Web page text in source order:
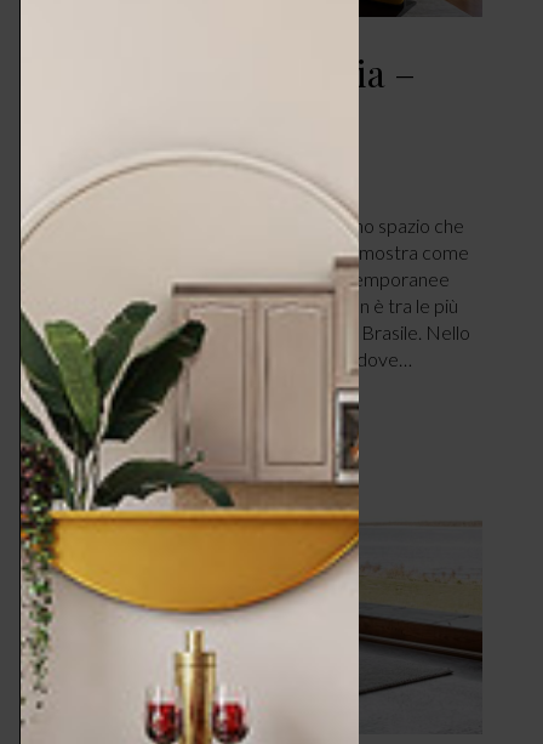
Appartamento Galeria –
MARZO 15, 2025
Una sintesi perfetta tra storia e design: uno spazio che
riflette la personalità dei suoi abitanti e dimostra come
l’architettura antica e le innovazioni contemporanee
possano coesistere in armonia. La location è tra le più
vivaci e dinamiche al mondo: San Paolo in Brasile. Nello
specifico, nell’elegante quartiere Jardins dove…
LEGGI ARTICOLO